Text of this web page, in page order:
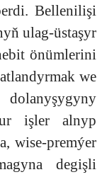
Bellenilişi
ulag-üstaşyr
önümlerini
we
işler alnyp
wise-premýer
degişli